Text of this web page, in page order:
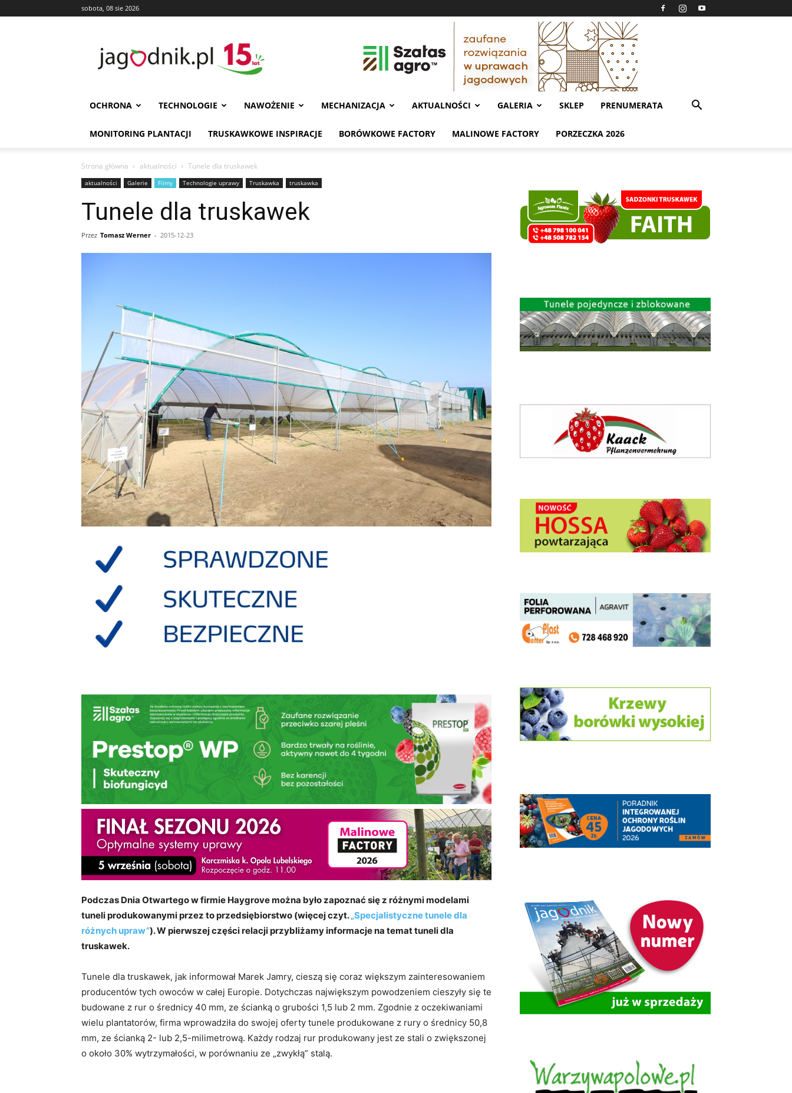
sobota, 08 sie 2026
OCHRONA TECHNOLOGIE NAWOŻENIE MECHANIZACJA AKTUALNOŚCI GALERIA SKLEP PRENUMERATA
MONITORING PLANTACJI TRUSKAWKOWE INSPIRACJE BORÓWKOWE FACTORY MALINOWE FACTORY PORZECZKA 2026
Strona główna aktualności Tunele dla truskawek
aktualności Galerie Filmy Technologie uprawy Truskawka truskawka
Tunele dla truskawek
Przez Tomasz Werner - 2015-12-23
Podczas Dnia Otwartego w firmie Haygrove można było zapoznać się z różnymi modelami
tuneli produkowanymi przez to przedsiębiorstwo (więcej czyt.„Specjalistyczne tunele dla
różnych upraw”). W pierwszej części relacji przybliżamy informacje na temat tuneli dla
truskawek.
Tunele dla truskawek, jak informował Marek Jamry, cieszą się coraz większym zainteresowaniem
producentów tych owoców w całej Europie. Dotychczas największym powodzeniem cieszyły się te
budowane z rur o średnicy 40 mm, ze ścianką o grubości 1,5 lub 2 mm. Zgodnie z oczekiwaniami
wielu plantatorów, firma wprowadziła do swojej oferty tunele produkowane z rury o średnicy 50,8
mm, ze ścianką 2- lub 2,5-milimetrową. Każdy rodzaj rur produkowany jest ze stali o zwiększonej
o około 30% wytrzymałości, w porównaniu ze „zwykłą” stalą.